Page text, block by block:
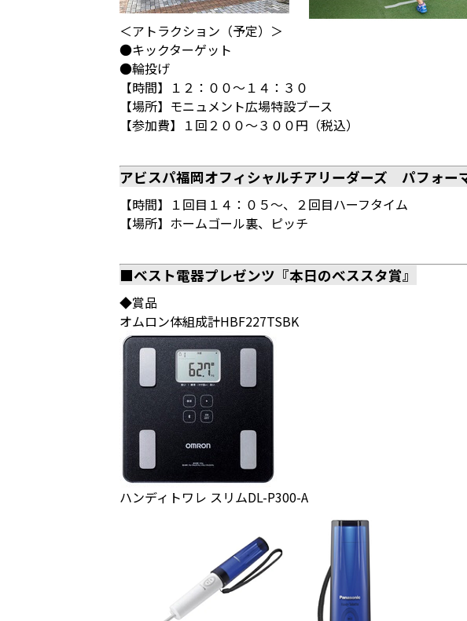
＜アトラクション（予定）＞
●キックターゲット
●輪投げ
【時間】１２：００～１４：３０
【場所】モニュメント広場特設ブース
【参加費】１回２００～３００円（税込）
アビスパ福岡オフィシャルチアリーダーズ パフォー
【時間】１回目１４：０５～、２回目ハーフタイム
【場所】ホームゴール裏、ピッチ
■ベスト電器プレゼンツ『本日のべススタ賞』
◆賞品
オムロン体組成計HBF227TSBK
ハンディトワレ スリムDL-P300-A